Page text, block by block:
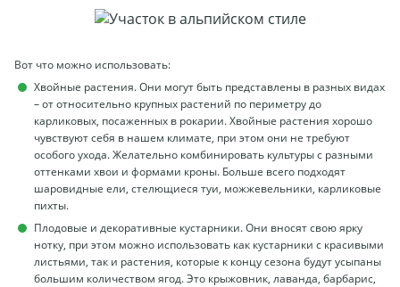
Вот что можно использовать:
Хвойные растения. Они могут быть представлены в разных видах
– от относительно крупных растений по периметру до
карликовых, посаженных в рокарии. Хвойные растения хорошо
чувствуют себя в нашем климате, при этом они не требуют
особого ухода. Желательно комбинировать культуры с разными
оттенками хвои и формами кроны. Больше всего подходят
шаровидные ели, стелющиеся туи, можжевельники, карликовые
пихты.
Плодовые и декоративные кустарники. Они вносят свою ярку
нотку, при этом можно использовать как кустарники с красивыми
листьями, так и растения, которые к концу сезона будут усыпаны
большим количеством ягод. Это крыжовник, лаванда, барбарис,